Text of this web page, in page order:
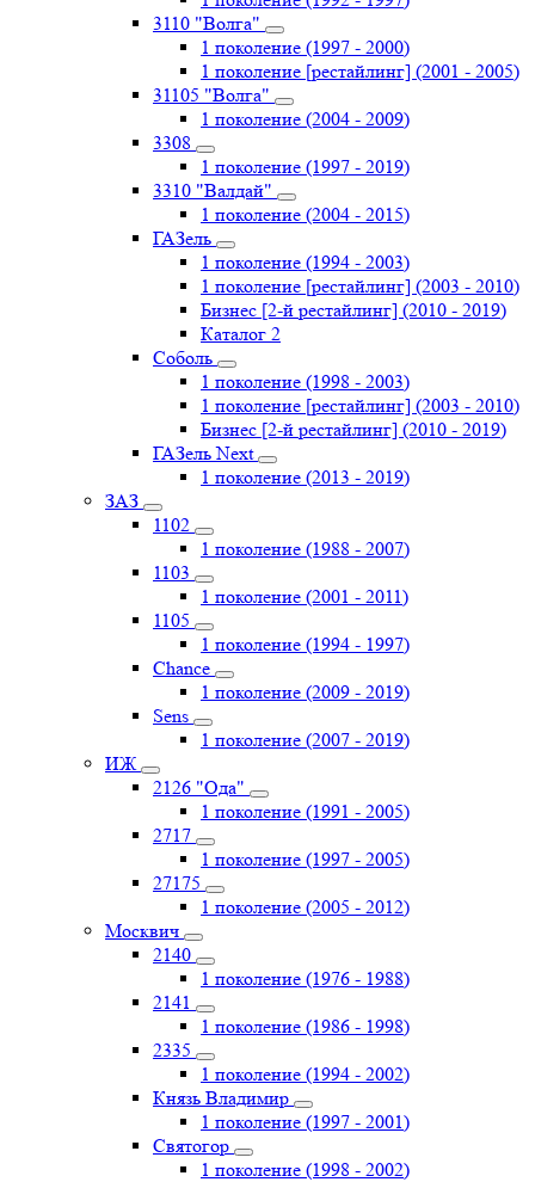
3110 "Волга"
1 поколение (1997 - 2000)
1 поколение [рестайлинг] (2001 - 2005)
31105 "Волга"
1 поколение (2004 - 2009)
3308
1 поколение (1997 - 2019)
3310 "Валдай"
1 поколение (2004 - 2015)
ГАЗель
1 поколение (1994 - 2003)
1 поколение [рестайлинг] (2003 - 2010)
Бизнес [2-й рестайлинг] (2010 - 2019)
Каталог 2
Соболь
1 поколение (1998 - 2003)
1 поколение [рестайлинг] (2003 - 2010)
Бизнес [2-й рестайлинг] (2010 - 2019)
ГАЗель Next
1 поколение (2013 - 2019)
ЗАЗ
1102
1 поколение (1988 - 2007)
1103
1 поколение (2001 - 2011)
1105
1 поколение (1994 - 1997)
Chance
1 поколение (2009 - 2019)
Sens
1 поколение (2007 - 2019)
ИЖ
2126 "Ода"
1 поколение (1991 - 2005)
2717
1 поколение (1997 - 2005)
27175
1 поколение (2005 - 2012)
Москвич
2140
1 поколение (1976 - 1988)
2141
1 поколение (1986 - 1998)
2335
1 поколение (1994 - 2002)
Князь Владимир
1 поколение (1997 - 2001)
Святогор
1 поколение (1998 - 2002)